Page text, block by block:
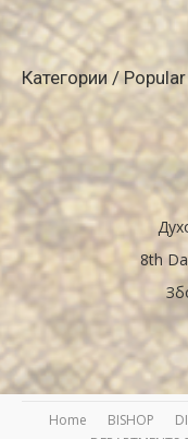
Категории /
8th
Home BISHOP